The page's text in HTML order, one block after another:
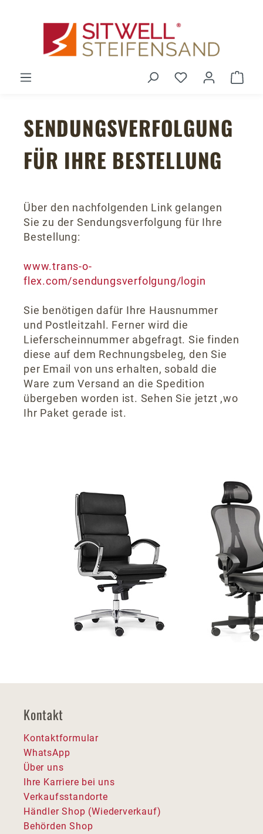
Du hast 0
SENDUNGSVERFOLGUNG
FÜR IHRE BESTELLUNG
Über den nachfolgenden Link gelangen
Sie zu der Sendungsverfolgung für Ihre
Bestellung:
www.trans-o-
flex.com/sendungsverfolgung/login
Sie benötigen dafür Ihre Hausnummer
und Postleitzahl. Ferner wird die
Lieferscheinnummer abgefragt. Sie finden
diese auf dem Rechnungsbeleg, den Sie
per Email von uns erhalten, sobald die
Ware zum Versand an die Spedition
übergeben worden ist. Sehen Sie jetzt ,wo
Ihr Paket gerade ist.
Kontakt
Kontaktformular
WhatsApp
Über uns
Ihre Karriere bei uns
Verkaufsstandorte
Händler Shop (Wiederverkauf)
Behörden Shop